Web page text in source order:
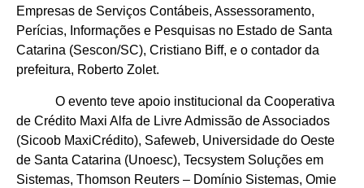
Empresas de Serviços Contábeis, Assessoramento,
Perícias, Informações e Pesquisas no Estado de Santa
Catarina (Sescon/SC), Cristiano Biff, e o contador da
prefeitura, Roberto Zolet.
O evento teve apoio institucional da Cooperativa
de Crédito Maxi Alfa de Livre Admissão de Associados
(Sicoob MaxiCrédito), Safeweb, Universidade do Oeste
de Santa Catarina (Unoesc), Tecsystem Soluções em
Sistemas, Thomson Reuters – Domínio Sistemas, Omie